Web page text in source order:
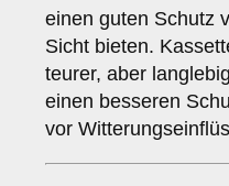
einen guten Schutz
Sicht bieten.
teurer, aber
einen besseren
vor